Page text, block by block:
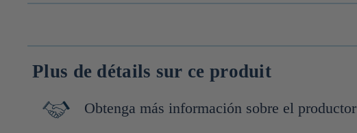
Plus de détails sur ce produit
Obtenga más información sobre el productor